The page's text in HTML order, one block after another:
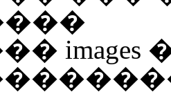
images